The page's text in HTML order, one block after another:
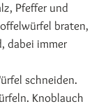
Pfeffer und
braten,
dabei immer
schneiden.
Knoblauch